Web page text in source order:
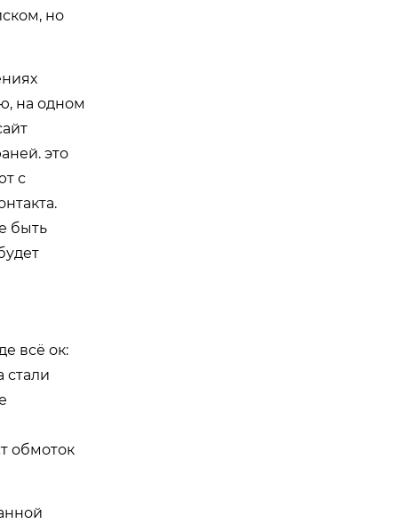
но
на одном
это
с
быть
всё ок:
стали
обмоток